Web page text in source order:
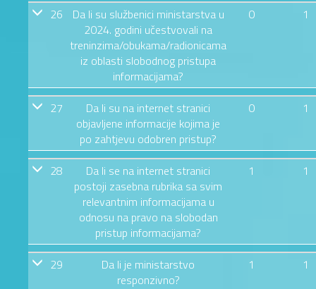
26
Da li su službenici ministarstva u
2024. godini učestvovali na
treninzima/obukama/radionicama
iz oblasti slobodnog pristupa
informacijama?
0 1
27
Da li su na internet stranici
objavljene informacije kojima je
po zahtjevu odobren pristup?
0 1
28
Da li se na internet stranici
postoji zasebna rubrika sa svim
relevantnim informacijama u
odnosu na pravo na slobodan
pristup informacijama?
1 1
29
Da li je ministarstvo
responzivno?
1 1